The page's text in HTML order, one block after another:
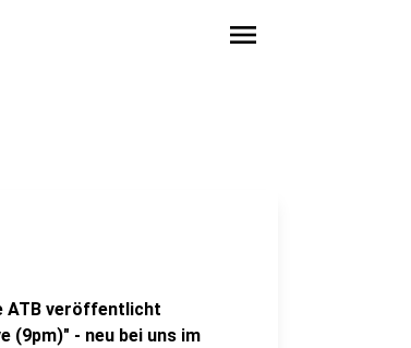
menu
ATB veröffentlicht
(9pm)" - neu bei uns im